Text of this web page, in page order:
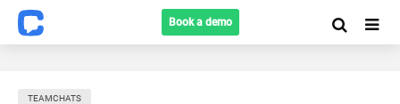
Book a demo
TEAMCHATS